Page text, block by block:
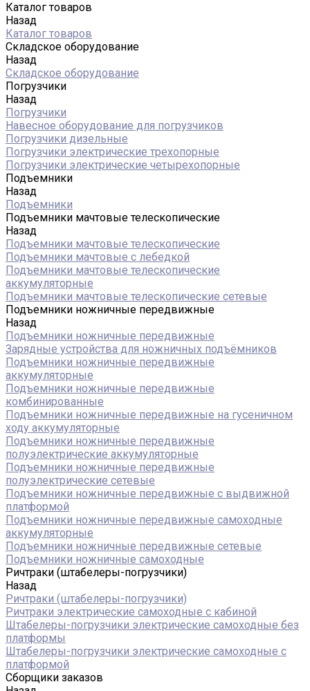
Каталог товаров
Назад
Каталог товаров
Складское оборудование
Назад
Складское оборудование
Погрузчики
Назад
Погрузчики
Навесное оборудование для погрузчиков
Погрузчики дизельные
Погрузчики электрические трехопорные
Погрузчики электрические четырехопорные
Подъемники
Назад
Подъемники
Подъемники мачтовые телескопические
Назад
Подъемники мачтовые телескопические
Подъемники мачтовые с лебедкой
Подъемники мачтовые телескопические
аккумуляторные
Подъемники мачтовые телескопические сетевые
Подъемники ножничные передвижные
Назад
Подъемники ножничные передвижные
Зарядные устройства для ножничных подъёмников
Подъемники ножничные передвижные
аккумуляторные
Подъемники ножничные передвижные
комбинированные
Подъемники ножничные передвижные на гусеничном
ходу аккумуляторные
Подъемники ножничные передвижные
полуэлектрические аккумуляторные
Подъемники ножничные передвижные
полуэлектрические сетевые
Подъемники ножничные передвижные с выдвижной
платформой
Подъемники ножничные передвижные самоходные
аккумуляторные
Подъемники ножничные передвижные сетевые
Подъемники ножничные самоходные
Ричтраки (штабелеры-погрузчики)
Назад
Ричтраки (штабелеры-погрузчики)
Ричтраки электрические самоходные с кабиной
Штабелеры-погрузчики электрические самоходные без
платформы
Штабелеры-погрузчики электрические самоходные с
платформой
Сборщики заказов